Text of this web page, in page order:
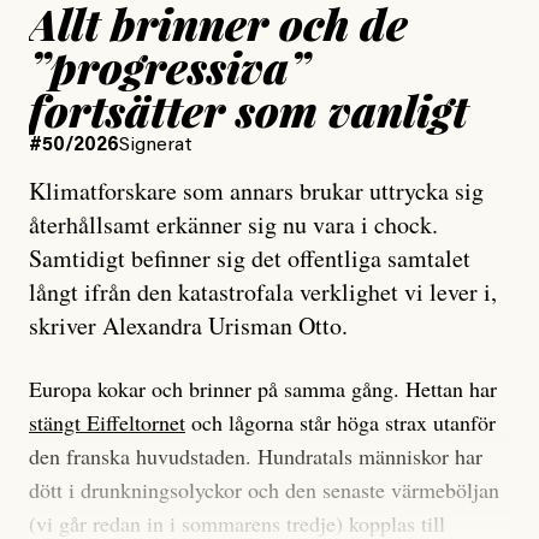
Allt brinner och de
”progressiva”
fortsätter som vanligt
#50/2026Signerat
Klimatforskare som annars brukar uttrycka sig
återhållsamt erkänner sig nu vara i chock.
Samtidigt befinner sig det offentliga samtalet
långt ifrån den katastrofala verklighet vi lever i,
skriver Alexandra Urisman Otto.
Europa kokar och brinner på samma gång. Hettan har
stängt Eiffeltornet och lågorna står höga strax utanför
den franska huvudstaden. Hundratals människor har
dött i drunkningsolyckor och den senaste värmeböljan
(vi går redan in i sommarens tredje) kopplas till